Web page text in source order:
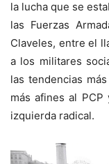
la lucha que se
las Fuerzas
Claveles, entre el
a los militares
las tendencias
más afines al
izquierda radical.